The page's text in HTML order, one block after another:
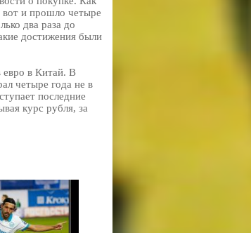
вот и прошло четыре
два раза до
достижения были
евро в Китай. В
четыре года не в
последние
курс рубля, за